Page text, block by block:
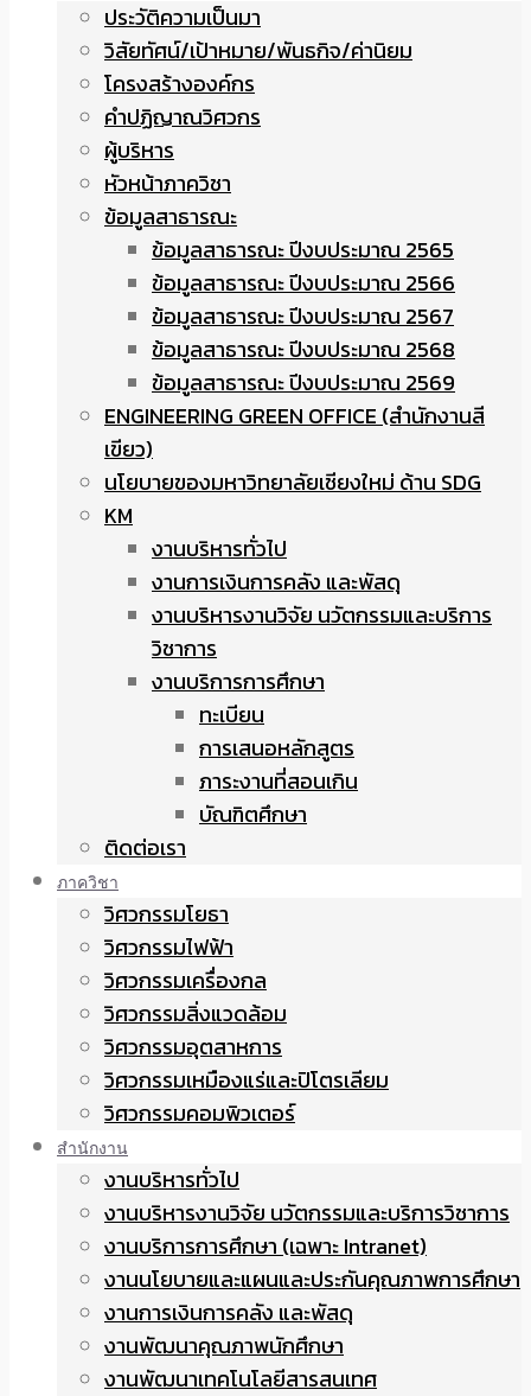
ประวัติความเป็นมา
วิสัยทัศน์/เป้าหมาย/พันธกิจ/ค่านิยม
โครงสร้างองค์กร
คำปฏิญาณวิศวกร
ผู้บริหาร
หัวหน้าภาควิชา
ข้อมูลสาธารณะ
ข้อมูลสาธารณะ ปีงบประมาณ 2565
ข้อมูลสาธารณะ ปีงบประมาณ 2566
ข้อมูลสาธารณะ ปีงบประมาณ 2567
ข้อมูลสาธารณะ ปีงบประมาณ 2568
ข้อมูลสาธารณะ ปีงบประมาณ 2569
ENGINEERING GREEN OFFICE (สำนักงานสี
เขียว)
นโยบายของมหาวิทยาลัยเชียงใหม่ ด้าน SDG
KM
งานบริหารทั่วไป
งานการเงินการคลัง และพัสดุ
งานบริหารงานวิจัย นวัตกรรมและบริการ
วิชาการ
งานบริการการศึกษา
ทะเบียน
การเสนอหลักสูตร
ภาระงานที่สอนเกิน
บัณฑิตศึกษา
ติดต่อเรา
ภาควิชา
วิศวกรรมโยธา
วิศวกรรมไฟฟ้า
วิศวกรรมเครื่องกล
วิศวกรรมสิ่งแวดล้อม
วิศวกรรมอุตสาหการ
วิศวกรรมเหมืองแร่และปิโตรเลียม
วิศวกรรมคอมพิวเตอร์
สำนักงาน
งานบริหารทั่วไป
งานบริหารงานวิจัย นวัตกรรมและบริการวิชาการ
งานบริการการศึกษา (เฉพาะ Intranet)
งานนโยบายและแผนและประกันคุณภาพการศึกษา
งานการเงินการคลัง และพัสดุ
งานพัฒนาคุณภาพนักศึกษา
งานพัฒนาเทคโนโลยีสารสนเทศ